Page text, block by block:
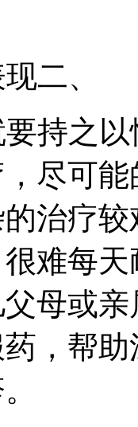
二、
持之以
尽可
治疗
难每
母或
，帮